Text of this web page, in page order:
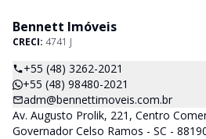
Bennett Imóveis
CRECI: 4741 J
+55 (48) 3262-2021
+55 (48) 98480-2021
adm@bennettimoveis.com.br
Av. Augusto Prolik, 221, Centro
Governador Celso Ramos - SC -